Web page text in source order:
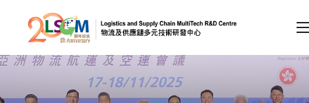
跳到内容（按回车键）
A A EN 繁 简